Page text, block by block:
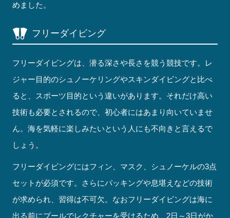
めました。
フリーダイビング
フリーダイビングは、潜る深さや長さを競う競技です。レ
ジャー目的のシュノーケリングやスキンダイビングと比べ
ると、スポーツ目的という違いがあります。それだけ高い
技術も必要とされるので、初心者にはあまり向いていませ
ん。海を気軽に楽しみたいという人にも不向きと言えるで
しょう。
フリーダイビングにはフィン、マスク、シュノーケルの3点
セットが必須です。さらにパッキングや息堪えなどの技術
が求められ、習得は不可欠。なおフリーダイビングは海に
出る前にプールでレクチャーを受けるため、2日～3日がか